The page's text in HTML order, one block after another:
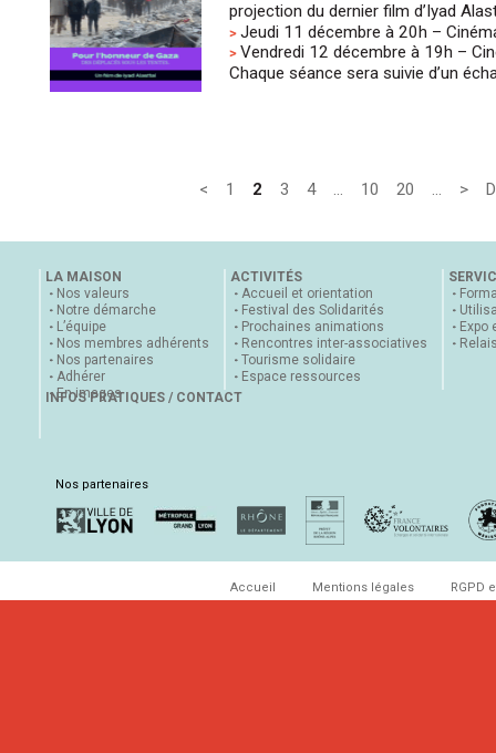
projection du dernier film d’Iyad
Jeudi 11 décembre à 20h –
Vendredi 12 décembre à 19h –
Chaque séance sera suivie d’un
< 1 2 3 4 … 10 20 … >
LA MAISON
Nos valeurs
Notre démarche
L’équipe
Nos membres adhérents
Nos partenaires
Adhérer
En images
ACTIVITÉS
Accueil et orientation
Festival des Solidarités
Prochaines animations
Rencontres inter-associatives
Tourisme solidaire
Espace ressources
Expo
INFOS PRATIQUES / CONTACT
Nos partenaires
Accueil Mentions légales RGPD